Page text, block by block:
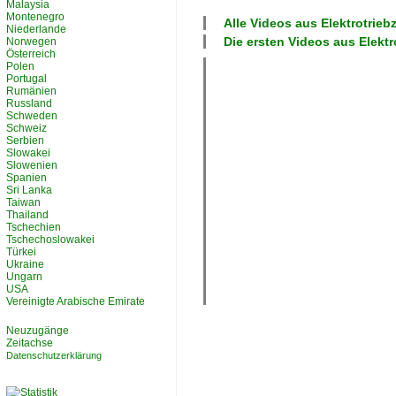
Alle Videos aus
Die ersten Videos aus
Malaysia
Montenegro
Niederlande
Norwegen
Österreich
Polen
Portugal
Rumänien
Russland
Schweden
Schweiz
Serbien
Slowakei
Slowenien
Spanien
Sri Lanka
Taiwan
Thailand
Tschechien
Tschechoslowakei
Türkei
Ukraine
Ungarn
USA
Vereinigte Arabische Emirate
Neuzugänge
Zeitachse
Datenschutzerklärung